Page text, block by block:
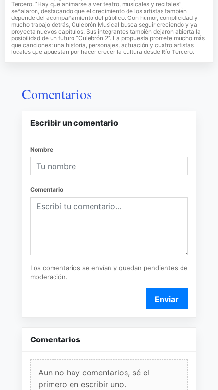
Tercero. “Hay que animarse a ver teatro, musicales y recitales”,
señalaron, destacando que el crecimiento de los artistas también
depende del acompañamiento del público. Con humor, complicidad y
mucho trabajo detrás, Culebrón Musical busca seguir creciendo y ya
proyecta nuevos capítulos. Sus integrantes también dejaron abierta la
posibilidad de un futuro “Culebrón 2”. La propuesta promete mucho más
que canciones: una historia, personajes, actuación y cuatro artistas
locales que apuestan por hacer crecer la cultura desde Río Tercero.
Comentarios
Escribir un comentario
Nombre
Comentario
Los comentarios se envían y quedan pendientes de
moderación.
Enviar
Comentarios
Aun no hay comentarios, sé el
primero en escribir uno.